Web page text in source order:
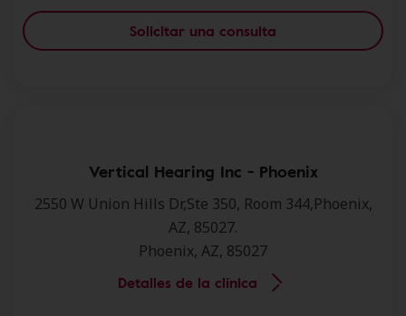
Solicitar una consulta
Vertical Hearing Inc - Phoenix
2550 W Union Hills Dr,Ste 350, Room 344,Phoenix,
AZ, 85027.
Phoenix, AZ, 85027
Detalles de la clínica